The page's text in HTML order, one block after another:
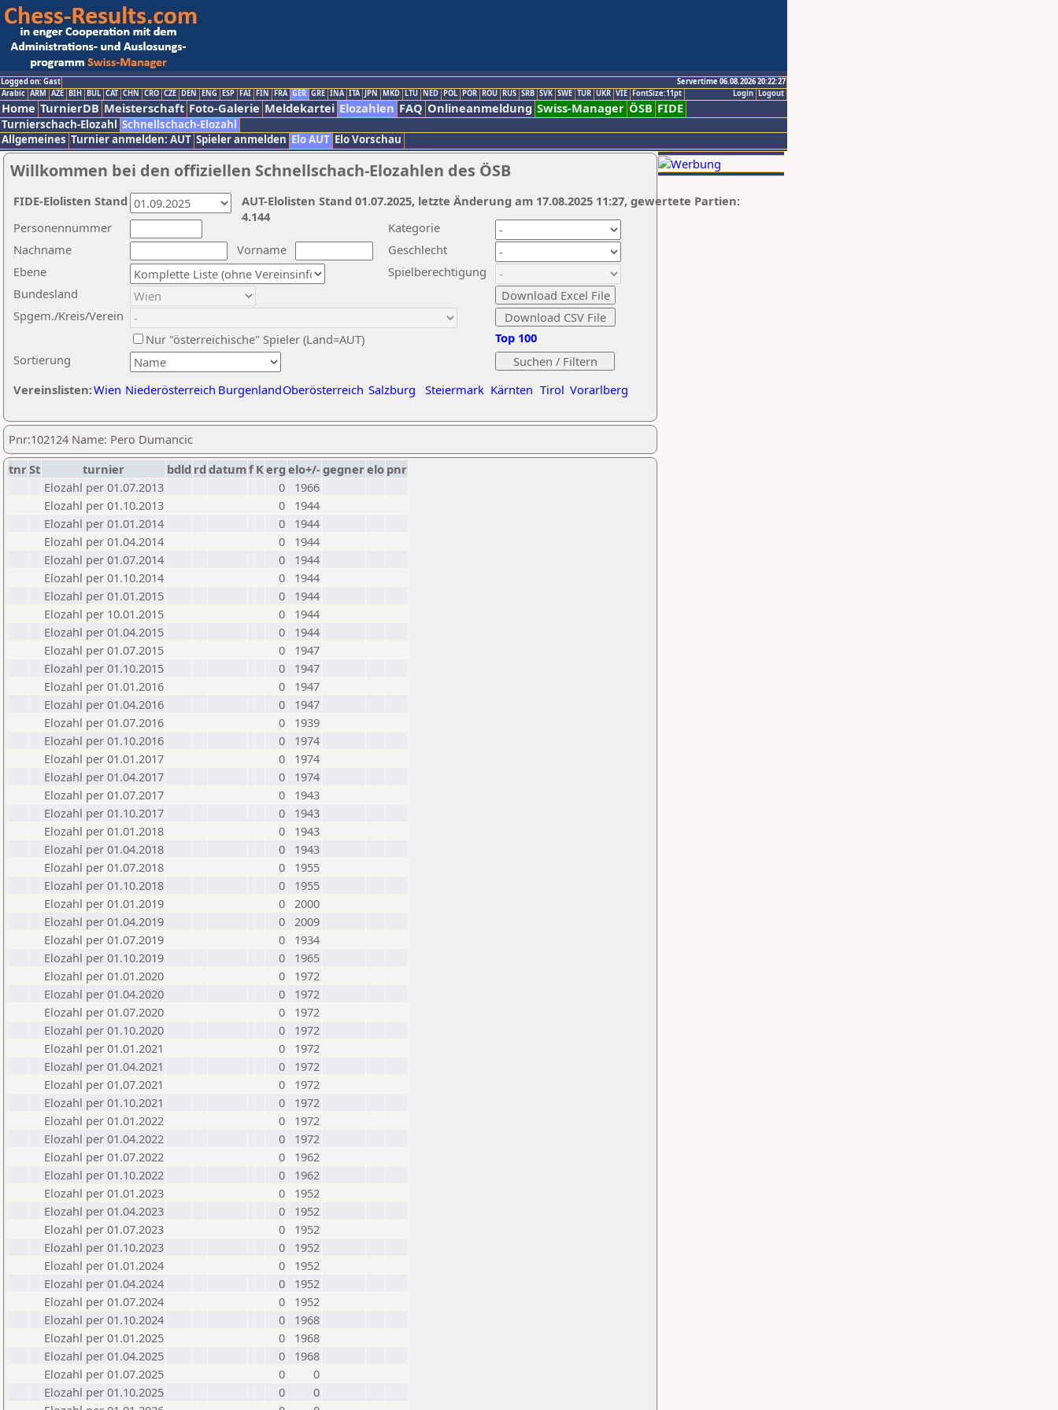
Logged on: Gast
Servertime 06.08.2026 20:22:27
Logout
Login
Arabic ARM AZE BIH BUL CAT CHN CRO CZE DEN ENG ESP FAI FIN FRA GER GRE INA ITA JPN MKD LTU NED POL POR ROU RUS SRB SVK SWE TUR UKR VIE FontSize:11pt
Home TurnierDB Meisterschaft Foto-Galerie Meldekartei Elozahlen FAQ Onlineanmeldung Swiss-Manager ÖSB FIDE
Turnierschach-Elozahl Schnellschach-Elozahl
Allgemeines Turnier anmelden: AUT Spieler anmelden Elo AUT Elo Vorschau
Willkommen bei den offiziellen Schnellschach-Elozahlen des ÖSB
Nachname
Vorname
Ebene
Kategorie
Sortierung
Personennummer
Bundesland
Spgem./Kreis/Verein
Geschlecht
Nur "österreichische" Spieler (Land=AUT)
Spielberechtigung
Vereinslisten:Wien Niederösterreich BurgenlandOberösterreich Salzburg Steiermark Kärnten Tirol Vorarlberg
Top 100
AUT-Elolisten Stand 01.07.2025, letzte Änderung am 17.08.2025 11:27, gewertete Partien:
4.144
FIDE-Elolisten Stand
Pnr:102124 Name: Pero Dumancic
tnrSt turnier bdld rd datumf Kerg elo+/-gegnerelo pnr
Elozahl per 01.07.2013
0
1966
Elozahl per 01.10.2013
0
1944
Elozahl per 01.01.2014
0
1944
Elozahl per 01.04.2014
0
1944
Elozahl per 01.07.2014
0
1944
Elozahl per 01.10.2014
0
1944
Elozahl per 01.01.2015
0
1944
Elozahl per 10.01.2015
0
1944
Elozahl per 01.04.2015
0
1944
Elozahl per 01.07.2015
0
1947
Elozahl per 01.10.2015
0
1947
Elozahl per 01.01.2016
0
1947
Elozahl per 01.04.2016
0
1947
Elozahl per 01.07.2016
0
1939
Elozahl per 01.10.2016
0
1974
Elozahl per 01.01.2017
0
1974
Elozahl per 01.04.2017
0
1974
Elozahl per 01.07.2017
0
1943
Elozahl per 01.10.2017
0
1943
Elozahl per 01.01.2018
0
1943
Elozahl per 01.04.2018
0
1943
Elozahl per 01.07.2018
0
1955
Elozahl per 01.10.2018
0
1955
Elozahl per 01.01.2019
0 2000
Elozahl per 01.04.2019
0 2009
Elozahl per 01.07.2019
0
1934
Elozahl per 01.10.2019
0
1965
Elozahl per 01.01.2020
0
1972
Elozahl per 01.04.2020
0
1972
Elozahl per 01.07.2020
0
1972
Elozahl per 01.10.2020
0
1972
Elozahl per 01.01.2021
0
1972
Elozahl per 01.04.2021
0
1972
Elozahl per 01.07.2021
0
1972
Elozahl per 01.10.2021
0
1972
Elozahl per 01.01.2022
0
1972
Elozahl per 01.04.2022
0
1972
Elozahl per 01.07.2022
0
1962
Elozahl per 01.10.2022
0
1962
Elozahl per 01.01.2023
0
1952
Elozahl per 01.04.2023
0
1952
Elozahl per 01.07.2023
0
1952
Elozahl per 01.10.2023
0
1952
Elozahl per 01.01.2024
0
1952
Elozahl per 01.04.2024
0
1952
Elozahl per 01.07.2024
0
1952
Elozahl per 01.10.2024
0
1968
Elozahl per 01.01.2025
0
1968
Elozahl per 01.04.2025
0
1968
Elozahl per 01.07.2025
0
0
Elozahl per 01.10.2025
0
0